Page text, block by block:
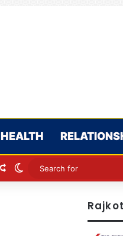
HEALTH
Random Article
Switch skin